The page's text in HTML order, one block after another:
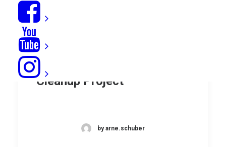
Startschuss für The Ocean
Cleanup Project
by arne.schuber